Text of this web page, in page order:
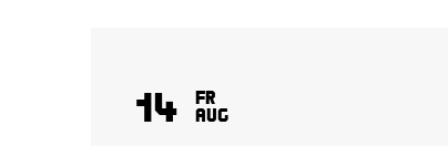
14 Fr
Aug